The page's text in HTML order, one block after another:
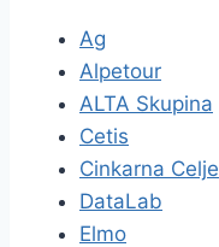
Ag
Alpetour
ALTA Skupina
Cetis
Cinkarna Celje
DataLab
Elmo